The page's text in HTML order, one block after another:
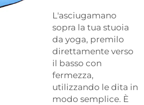
L'asciugamano
sopra la tua stuoia
da yoga, premilo
direttamente verso
il basso con
fermezza,
utilizzando le dita in
modo semplice. È